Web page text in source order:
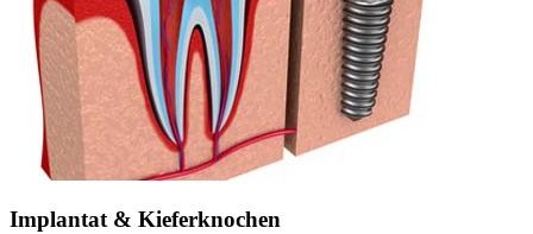
Implantat & Kieferknochen